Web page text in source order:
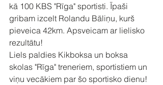
kā 100 KBS "Rīga" sportisti. Īpaši
gribam izcelt Rolandu Bāliņu, kurš
pieveica 42km. Apsveicam ar lielisko
rezultātu!
Liels paldies Kikboksa un boksa
skolas "Rīga" treneriem, sportistiem un
viņu vecākiem par šo sportisko dienu!